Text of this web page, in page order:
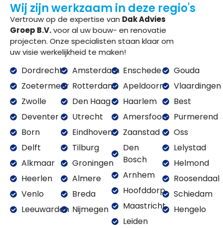
Wij zijn werkzaam in deze regio's
Vertrouw op de expertise van Dak Advies
Groep B.V.voor al uw bouw- en renovatie
projecten. Onze specialisten staan klaar om
uw visie werkelijkheid te maken!
Dordrecht
Zoetermeer
Zwolle
Deventer
Born
Delft
Alkmaar
Heerlen
Venlo
Leeuwarden
Amsterdam
Rotterdam
Den Haag
Utrecht
Eindhoven
Tilburg
Groningen
Almere
Breda
Nijmegen
Enschede
Apeldoorn
Haarlem
Amersfoort
Zaanstad
Den
Bosch
Arnhem
Hoofddorp
Maastricht
Leiden
Gouda
Vlaardingen
Best
Purmerend
Oss
Lelystad
Helmond
Roosendaal
Schiedam
Hengelo